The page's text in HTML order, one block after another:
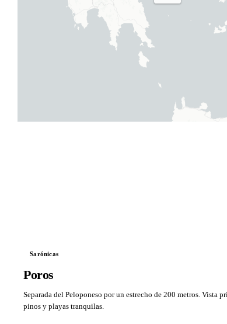
Sarónicas
Poros
Separada del Peloponeso por un estrecho de 200 metros. Vista
pinos y playas tranquilas.